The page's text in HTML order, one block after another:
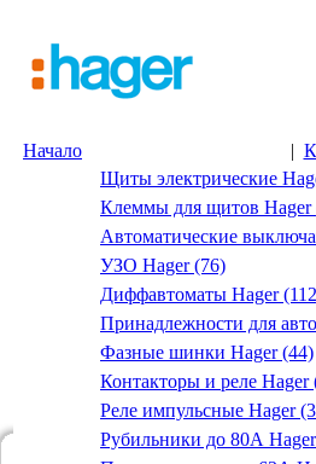
Начало |
Щиты электрические
Клеммы для щитов Hager
Автоматические
УЗО Hager (76)
Диффавтоматы Hager
Принадлежности для
Фазные шинки Hager (44)
Контакторы и реле Hager
Реле импульсные Hager
Рубильники до 80А